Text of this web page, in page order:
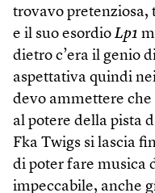
trovavo pretenziosa,
e il suo esordio Lp1
dietro c’era il genio
aspettativa quindi
devo ammettere
al potere della pista
Fka Twigs si lascia
di poter fare musica
impeccabile, anche